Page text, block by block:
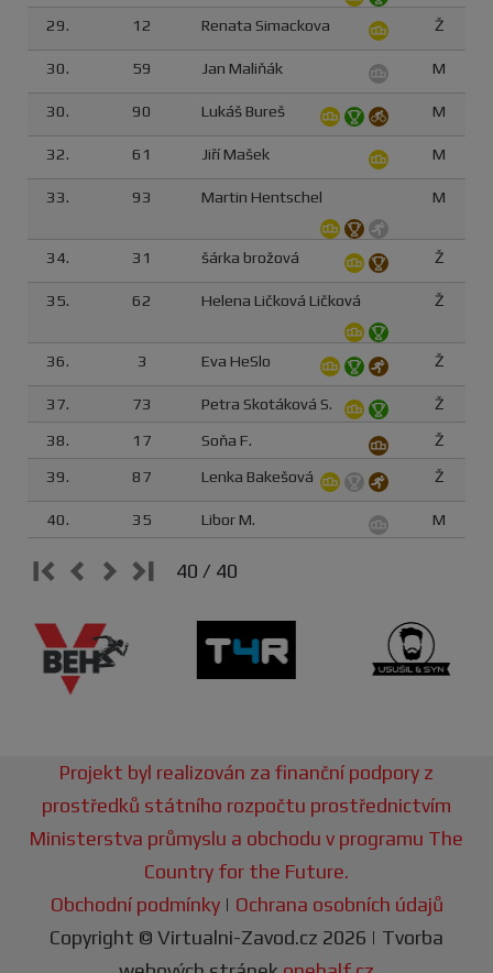
29. 12 Renata Simackova Ž
30. 59 Jan Maliňák M
30. 90 Lukáš Bureš M
32. 61 Jiří Mašek M
33. 93 Martin Hentschel M
34. 31 šárka brožová Ž
35. 62 Helena Ličková Ličková Ž
36. 3 Eva HeSlo Ž
37. 73 Petra Skotáková S.
Ž
38.
17 Soňa F.
Ž
39.
87 Lenka Bakešová Ž
40. 35 Libor M. M
40 / 40
Projekt byl realizován za finanční podpory z
prostředků státního rozpočtu prostřednictvím
Ministerstva průmyslu a obchodu v programu The
Country for the Future.
Obchodní podmínky| Ochrana osobních údajů
Copyright © Virtualni-Zavod.cz 2026 | Tvorba